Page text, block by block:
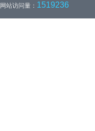
网站访问量： 1519236